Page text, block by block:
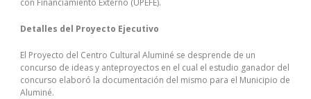
Detalles del Proyecto Ejecutivo
El Proyecto del Centro Cultural Aluminé se desprende de un
concurso de ideas y anteproyectos en el cual el estudio ganador del
concurso elaboró la documentación del mismo para el Municipio de
Aluminé.